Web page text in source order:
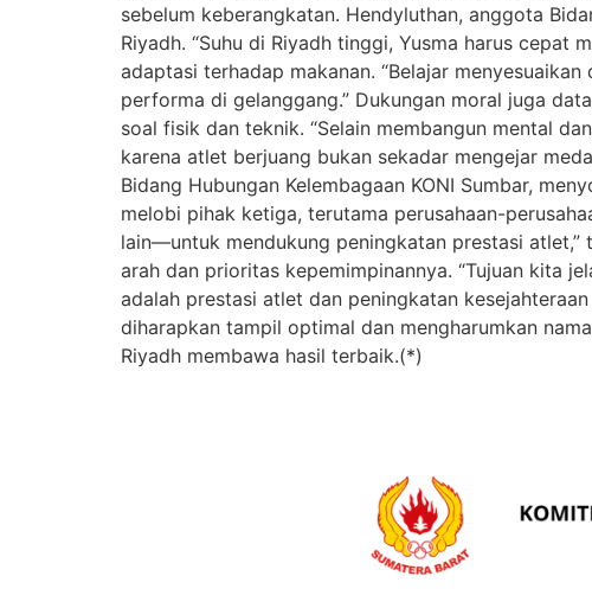
sebelum keberangkatan. Hendyluthan, anggota
Riyadh. “Suhu di Riyadh tinggi, Yusma harus cepat
adaptasi terhadap makanan. “Belajar
performa di gelanggang.” Dukungan moral juga
soal fisik dan teknik. “Selain membangun mental
karena atlet berjuang bukan sekadar mengejar
Bidang Hubungan Kelembagaan KONI Sumbar,
melobi pihak ketiga, terutama perusahaan-
lain—untuk mendukung peningkatan prestasi atlet,”
arah dan prioritas kepemimpinannya. “Tujuan kita
adalah prestasi atlet dan peningkatan
diharapkan tampil optimal dan mengharumkan
Riyadh membawa hasil terbaik.(*)